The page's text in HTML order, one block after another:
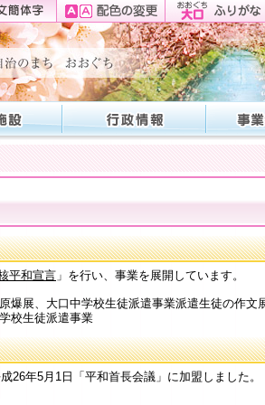
平和宣言 」を行い、事業を展開しています。
爆展、大口中学校生徒派遣事業派遣生徒の作文
校生徒派遣事業
26年5月1日「平和首長会議」に加盟しました。